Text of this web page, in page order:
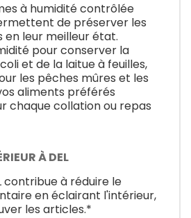
à humidité contrôlée
de préserver les
en leur meilleur état.
pour conserver la
et de la laitue à feuilles,
les pêches mûres et les
aliments préférés
chaque collation ou repas
À DEL
contribue à réduire le
en éclairant l'intérieur,
les articles.*